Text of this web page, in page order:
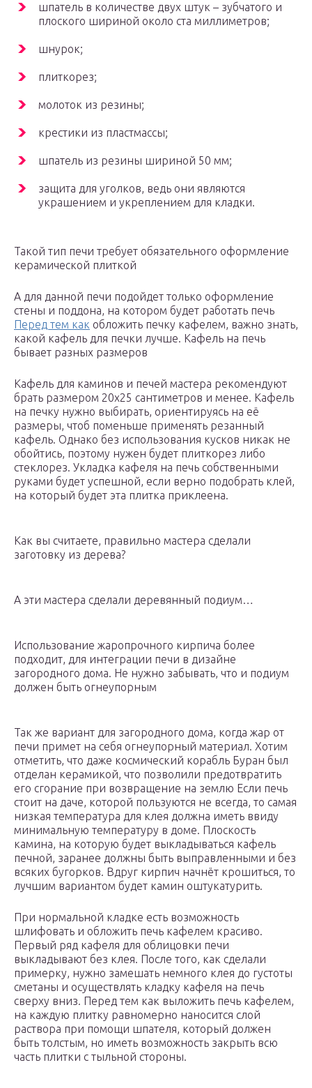
шпатель в количестве двух штук – зубчатого и
плоского шириной около ста миллиметров;
шнурок;
плиткорез;
молоток из резины;
крестики из пластмассы;
шпатель из резины шириной 50 мм;
защита для уголков, ведь они являются
украшением и укреплением для кладки.
Такой тип печи требует обязательного оформление
керамической плиткой
А для данной печи подойдет только оформление
стены и поддона, на котором будет работать печь
Перед тем как обложить печку кафелем, важно знать,
какой кафель для печки лучше. Кафель на печь
бывает разных размеров
Кафель для каминов и печей мастера рекомендуют
брать размером 20х25 сантиметров и менее. Кафель
на печку нужно выбирать, ориентируясь на её
размеры, чтоб поменьше применять резанный
кафель. Однако без использования кусков никак не
обойтись, поэтому нужен будет плиткорез либо
стеклорез. Укладка кафеля на печь собственными
руками будет успешной, если верно подобрать клей,
на который будет эта плитка приклеена.
Как вы считаете, правильно мастера сделали
заготовку из дерева?
А эти мастера сделали деревянный подиум…
Использование жаропрочного кирпича более
подходит, для интеграции печи в дизайне
загородного дома. Не нужно забывать, что и подиум
должен быть огнеупорным
Так же вариант для загородного дома, когда жар от
печи примет на себя огнеупорный материал. Хотим
отметить, что даже космический корабль Буран был
отделан керамикой, что позволили предотвратить
его сгорание при возвращение на землю Если печь
стоит на даче, которой пользуются не всегда, то самая
низкая температура для клея должна иметь ввиду
минимальную температуру в доме. Плоскость
камина, на которую будет выкладываться кафель
печной, заранее должны быть выправленными и без
всяких бугорков. Вдруг кирпич начнёт крошиться, то
лучшим вариантом будет камин оштукатурить.
При нормальной кладке есть возможность
шлифовать и обложить печь кафелем красиво.
Первый ряд кафеля для облицовки печи
выкладывают без клея. После того, как сделали
примерку, нужно замешать немного клея до густоты
сметаны и осуществлять кладку кафеля на печь
сверху вниз. Перед тем как выложить печь кафелем,
на каждую плитку равномерно наносится слой
раствора при помощи шпателя, который должен
быть толстым, но иметь возможность закрыть всю
часть плитки с тыльной стороны.